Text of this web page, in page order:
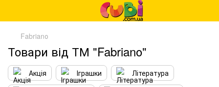
Fabrianо
Товари від ТМ "Fabrianо"
Акція Іграшки
Література